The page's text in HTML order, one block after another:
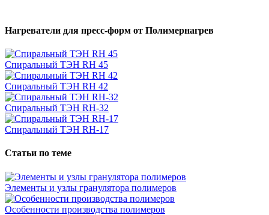
Нагреватели для пресс-форм от Полимернагрев
Спиральный ТЭН RH 45
Спиральный ТЭН RH 42
Спиральный ТЭН RH-32
Спиральный ТЭН RH-17
Статьи по теме
Элементы и узлы гранулятора полимеров
Особенности производства полимеров